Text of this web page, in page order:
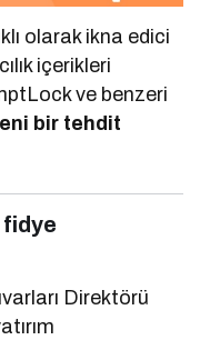
olarak ikna edici
içerikleri
ve benzeri
bir tehdit
fidye
Direktörü